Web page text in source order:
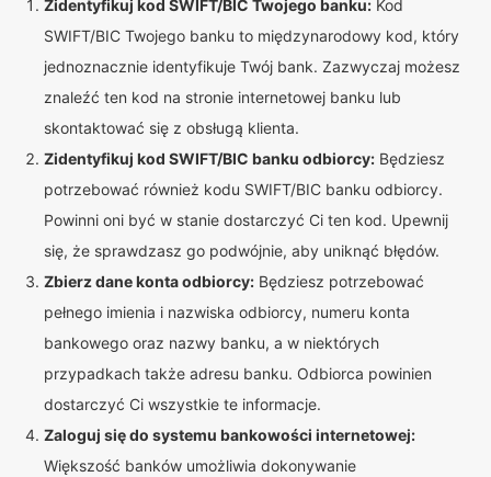
Zidentyfikuj kod SWIFT/BIC Twojego banku: Kod
SWIFT/BIC Twojego banku to międzynarodowy kod, który
jednoznacznie identyfikuje Twój bank. Zazwyczaj możesz
znaleźć ten kod na stronie internetowej banku lub
skontaktować się z obsługą klienta.
Zidentyfikuj kod SWIFT/BIC banku odbiorcy: Będziesz
potrzebować również kodu SWIFT/BIC banku odbiorcy.
Powinni oni być w stanie dostarczyć Ci ten kod. Upewnij
się, że sprawdzasz go podwójnie, aby uniknąć błędów.
Zbierz dane konta odbiorcy: Będziesz potrzebować
pełnego imienia i nazwiska odbiorcy, numeru konta
bankowego oraz nazwy banku, a w niektórych
przypadkach także adresu banku. Odbiorca powinien
dostarczyć Ci wszystkie te informacje.
Zaloguj się do systemu bankowości internetowej:
Większość banków umożliwia dokonywanie